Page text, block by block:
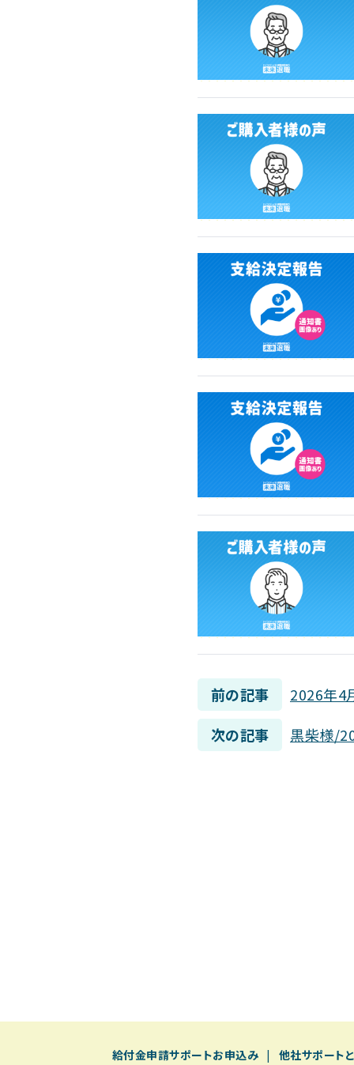
前の記事
2026年4
次の記事
黒柴様/
給付⾦申請サポートお申込み
他社サポート